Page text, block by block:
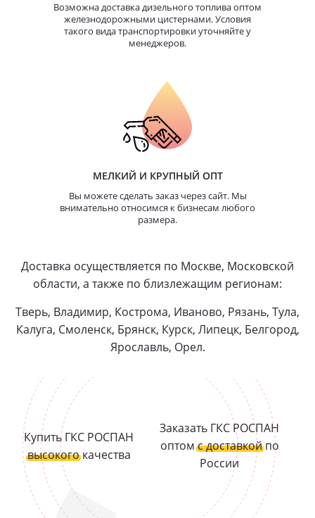
Возможна доставка дизельного топлива оптом
железнодорожными цистернами. Условия
такого вида транспортировки уточняйте у
менеджеров.
МЕЛКИЙ И КРУПНЫЙ ОПТ
Вы можете сделать заказ через сайт. Мы
внимательно относимся к бизнесам любого
размера.
Доставка осуществляется по Москве, Московской
области, а также по близлежащим регионам:
Тверь, Владимир, Кострома, Иваново, Рязань, Тула,
Калуга, Смоленск, Брянск, Курск, Липецк, Белгород,
Ярославль, Орел.
Купить ГКС РОСПАН
высокогокачества
Заказать ГКС РОСПАН
оптомс доставкойпо
России